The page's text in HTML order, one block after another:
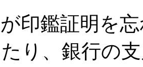
印鑑証明を
り、銀行の